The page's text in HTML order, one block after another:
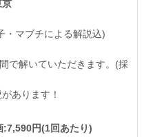
京
・マブチによる解説込)
で解いていただきます。(採
あります！
:7,590円(1回あたり)